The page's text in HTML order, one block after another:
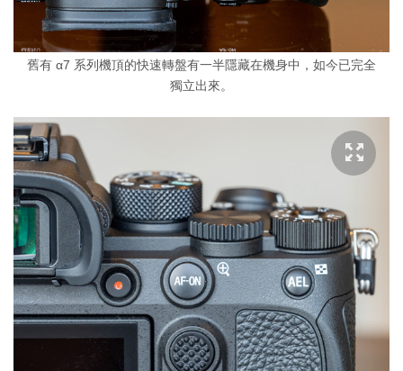
舊有 α7 系列機頂的快速轉盤有一半隱藏在機身中，如今已完全
獨立出來。